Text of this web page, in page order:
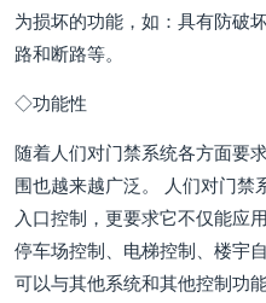
为损坏的功能，如：具有防破
路和断路等。
◇功能性
随着人们对门禁系统各方面要
围也越来越广泛。 人们对门禁
入口控制，更要求它不仅能应
停车场控制、电梯控制、楼宇
可以与其他系统和其他控制功能